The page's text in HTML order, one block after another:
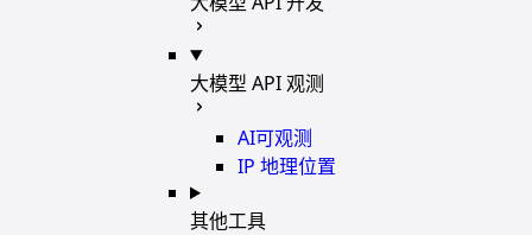
大模型 API 观测
AI可观测
IP 地理位置
其他工具